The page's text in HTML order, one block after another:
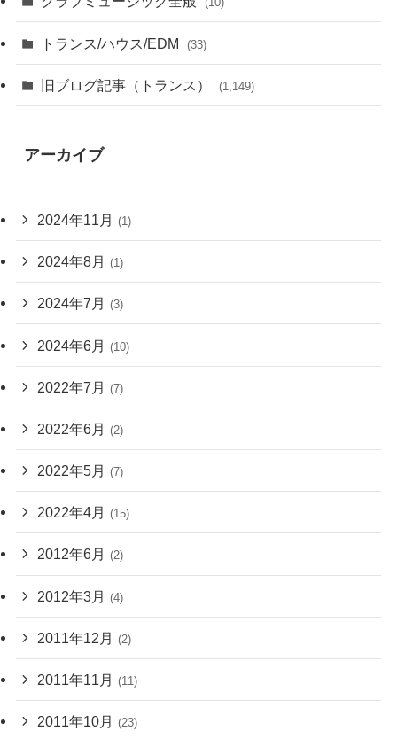
トランス/ハウス/EDM (33)
旧ブログ記事（トランス） (1,149)
アーカイブ
2024年11月 (1)
2024年8月 (1)
2024年7月 (3)
2024年6月 (10)
2022年7月 (7)
2022年6月 (2)
2022年5月 (7)
2022年4月 (15)
2012年6月 (2)
2012年3月 (4)
2011年12月 (2)
2011年11月 (11)
2011年10月 (23)